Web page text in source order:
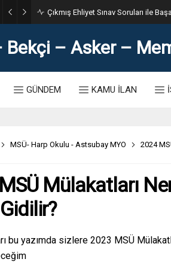
GÜNDEM KAMU İLAN
MSÜ- Harp Okulu - Astsubay MYO 2024
Mülakatları
bu yazımda sizlere 2023 MSÜ